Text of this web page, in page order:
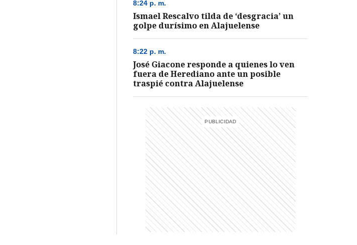
8:24 p. m.
Ismael Rescalvo tilda de ‘desgracia’ un
golpe durísimo en Alajuelense
8:22 p. m.
José Giacone responde a quienes lo ven
fuera de Herediano ante un posible
traspié contra Alajuelense